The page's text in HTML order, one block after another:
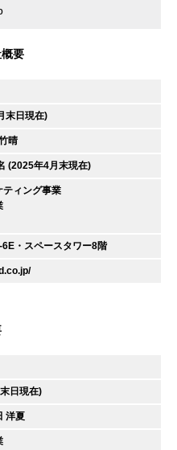
要
末日現在)
晴
(2025年4月末現在)
ティング事業
・スペースタワー8階
日現在)
洋夏